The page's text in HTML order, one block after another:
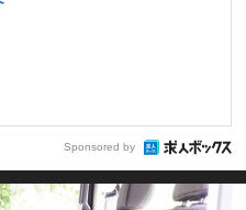
Sponsored by